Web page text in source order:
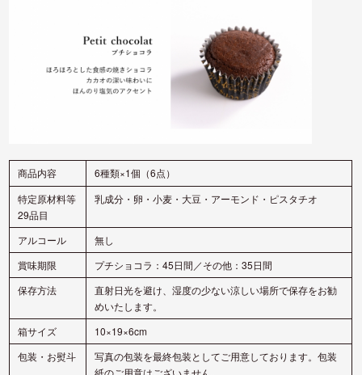
商品内容
6種類×1個（6点）
特定原材料等
29品目
乳成分・卵・小麦・大豆・アーモンド・ピスタチオ
アルコール
無し
賞味期限
プチショコラ：45日間／その他：35日間
保存方法
直射日光を避け、湿度の少ない涼しい場所で保存をお勧
めいたします。
箱サイズ
10×19×6cm
包装・お熨斗
写真の包装を最終包装としてご用意しております。包装
紙のご用意はございません。